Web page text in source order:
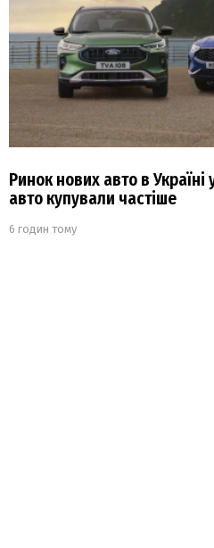
Ринок нових авто в Україні
авто купували частіше
6 годин тому